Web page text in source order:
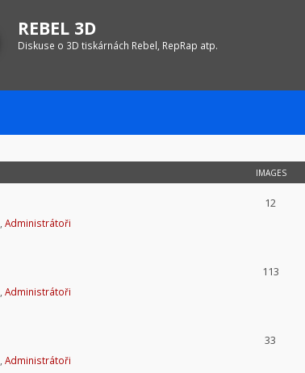
REBEL 3D
Diskuse o 3D tiskárnách Rebel, RepRap atp.
IMAGES
Administrátoři
12
Administrátoři
113
Administrátoři
33